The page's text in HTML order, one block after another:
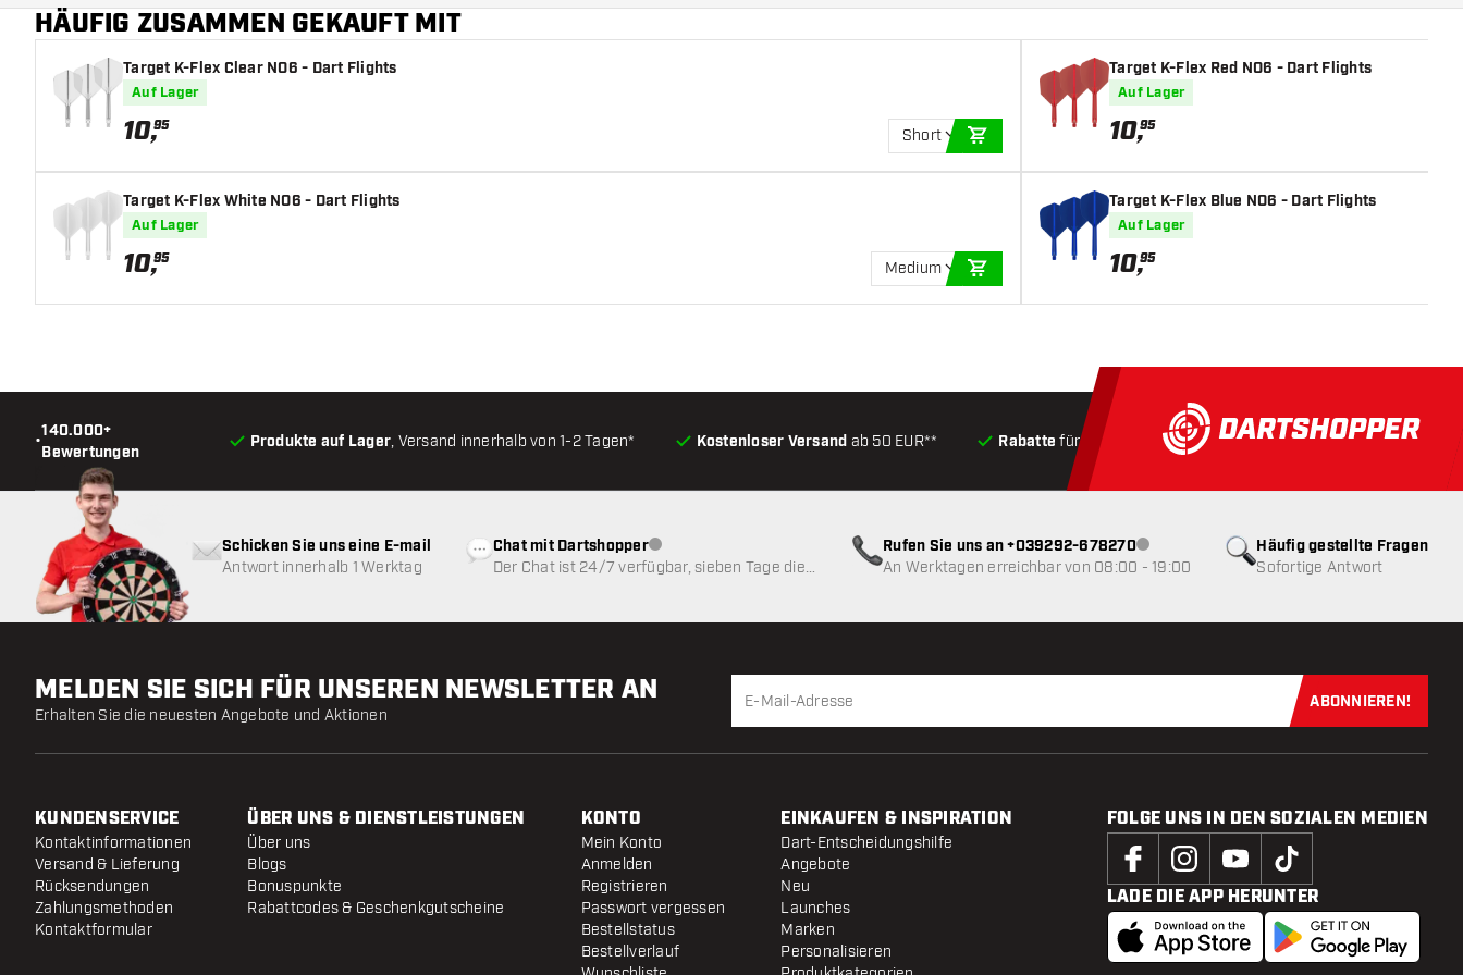
Schaftlänge
HÄUFIG ZUSAMMEN GEKAUFT MIT
Target K-Flex Clear NO6 - Dart Flights
Auf Lager
10,95
Short
Target K-Flex White NO6 - Dart Flights
Auf Lager
10,95
Medium
Target K-Flex Red NO6 - Dart Flights
Auf Lager
10,95
Target K-Flex Blue NO6 - Dart Flights
Auf Lager
10,95
•
140.000+
Bewertungen
Produkte auf Lager, Versand innerhalb von 1-2 Tagen* Kostenloser Versand ab 50 EUR** Rabatte für Kunden Produkte auf Lager, Versand
Häufig gestellte Fragen
Sofortige Antwort
Schicken Sie uns eine E-mail
Antwort innerhalb 1 Werktag
Chat mit DartshopperKundenservice nicht verfügbar
Der Chat ist 24/7 verfügbar, sieben Tage die
Rufen Sie uns an +039292-678270Kundenservice nicht verfügbar
An Werktagen erreichbar von 08:00 - 19:00
MELDEN SIE SICH FÜR UNSEREN NEWSLETTER AN
Erhalten Sie die neuesten Angebote und Aktionen
Jetzt für
ABONNIEREN!
KUNDENSERVICE
Kontaktinformationen
Versand & Lieferung
Rücksendungen
Zahlungsmethoden
Kontaktformular
ÜBER UNS & DIENSTLEISTUNGEN
Über uns
Blogs
Bonuspunkte
Rabattcodes & Geschenkgutscheine
KONTO
Mein Konto
Anmelden
Registrieren
Passwort vergessen
Bestellstatus
Bestellverlauf
EINKAUFEN & INSPIRATION
Dart-Entscheidungshilfe
Angebote
Neu
Launches
Marken
Personalisieren
FOLGE UNS IN DEN SOZIALEN MEDIEN
LADE DIE APP HERUNTER